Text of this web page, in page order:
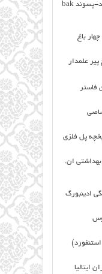
فعال یا غیر فعال کردن ذخیره اتوماتیک در اتوکد-پسوند bak
باغ
علمدار
پل فلزی
بهداشتی ان.
ادینبورگ
ایتالیا